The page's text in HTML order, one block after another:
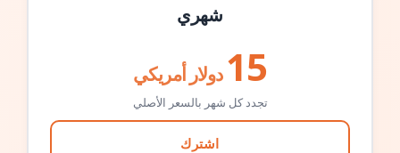
شهري
15 دولار أمريكي
تجدد كل شهر بالسعر الأصلي
اشترك